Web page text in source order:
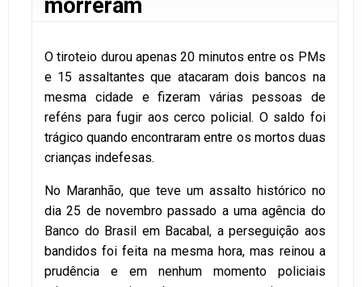
morreram
O tiroteio durou apenas 20 minutos entre os PMs
e 15 assaltantes que atacaram dois bancos na
mesma cidade e fizeram várias pessoas de
reféns para fugir aos cerco policial. O saldo foi
trágico quando encontraram entre os mortos duas
crianças indefesas.
No Maranhão, que teve um assalto histórico no
dia 25 de novembro passado a uma agência do
Banco do Brasil em Bacabal, a perseguição aos
bandidos foi feita na mesma hora, mas reinou a
prudência e em nenhum momento policiais